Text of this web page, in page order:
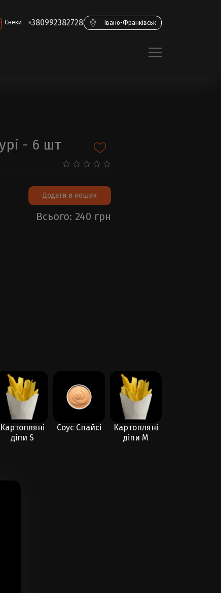
Снеки +380992382728 Івано-Франківськ
- 6 шт
Додати в кошик
Всього: 240 грн
Картопляні
діпи S
Соус Спайсі
Картопляні
діпи M